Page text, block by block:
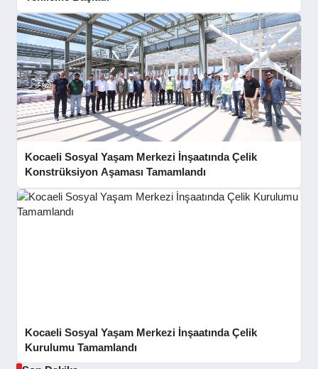
Kocaeli Sosyal Yaşam Merkezi İnşaatında Çelik
Konstrüksiyon Aşaması Tamamlandı
Kocaeli Sosyal Yaşam Merkezi İnşaatında Çelik
Kurulumu Tamamlandı